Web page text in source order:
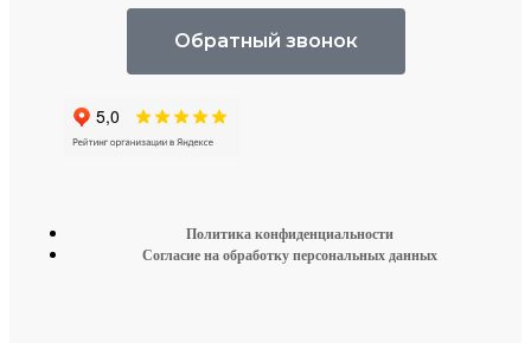
Обратный звонок
Политика конфиденциальности
Согласие на обработку персональных данных